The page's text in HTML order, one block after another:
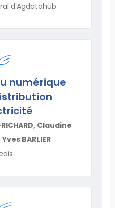
d’Agdatahub
numérique
Claudine
Yves BARLIER